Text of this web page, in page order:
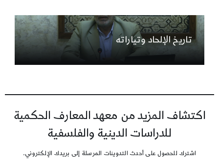
تاريخ الإلحاد وتياراته
اكتشاف المزيد من معهد المعارف الحكمية
للدراسات الدينية والفلسفية
اشترك للحصول على أحدث التدوينات المرسلة إلى بريدك الإلكتروني.